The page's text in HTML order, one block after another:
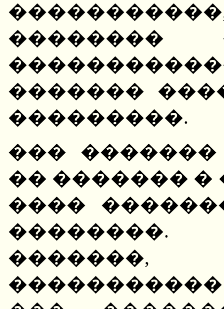
��������
�������
���������.
���
�� ������� �
����
�������,